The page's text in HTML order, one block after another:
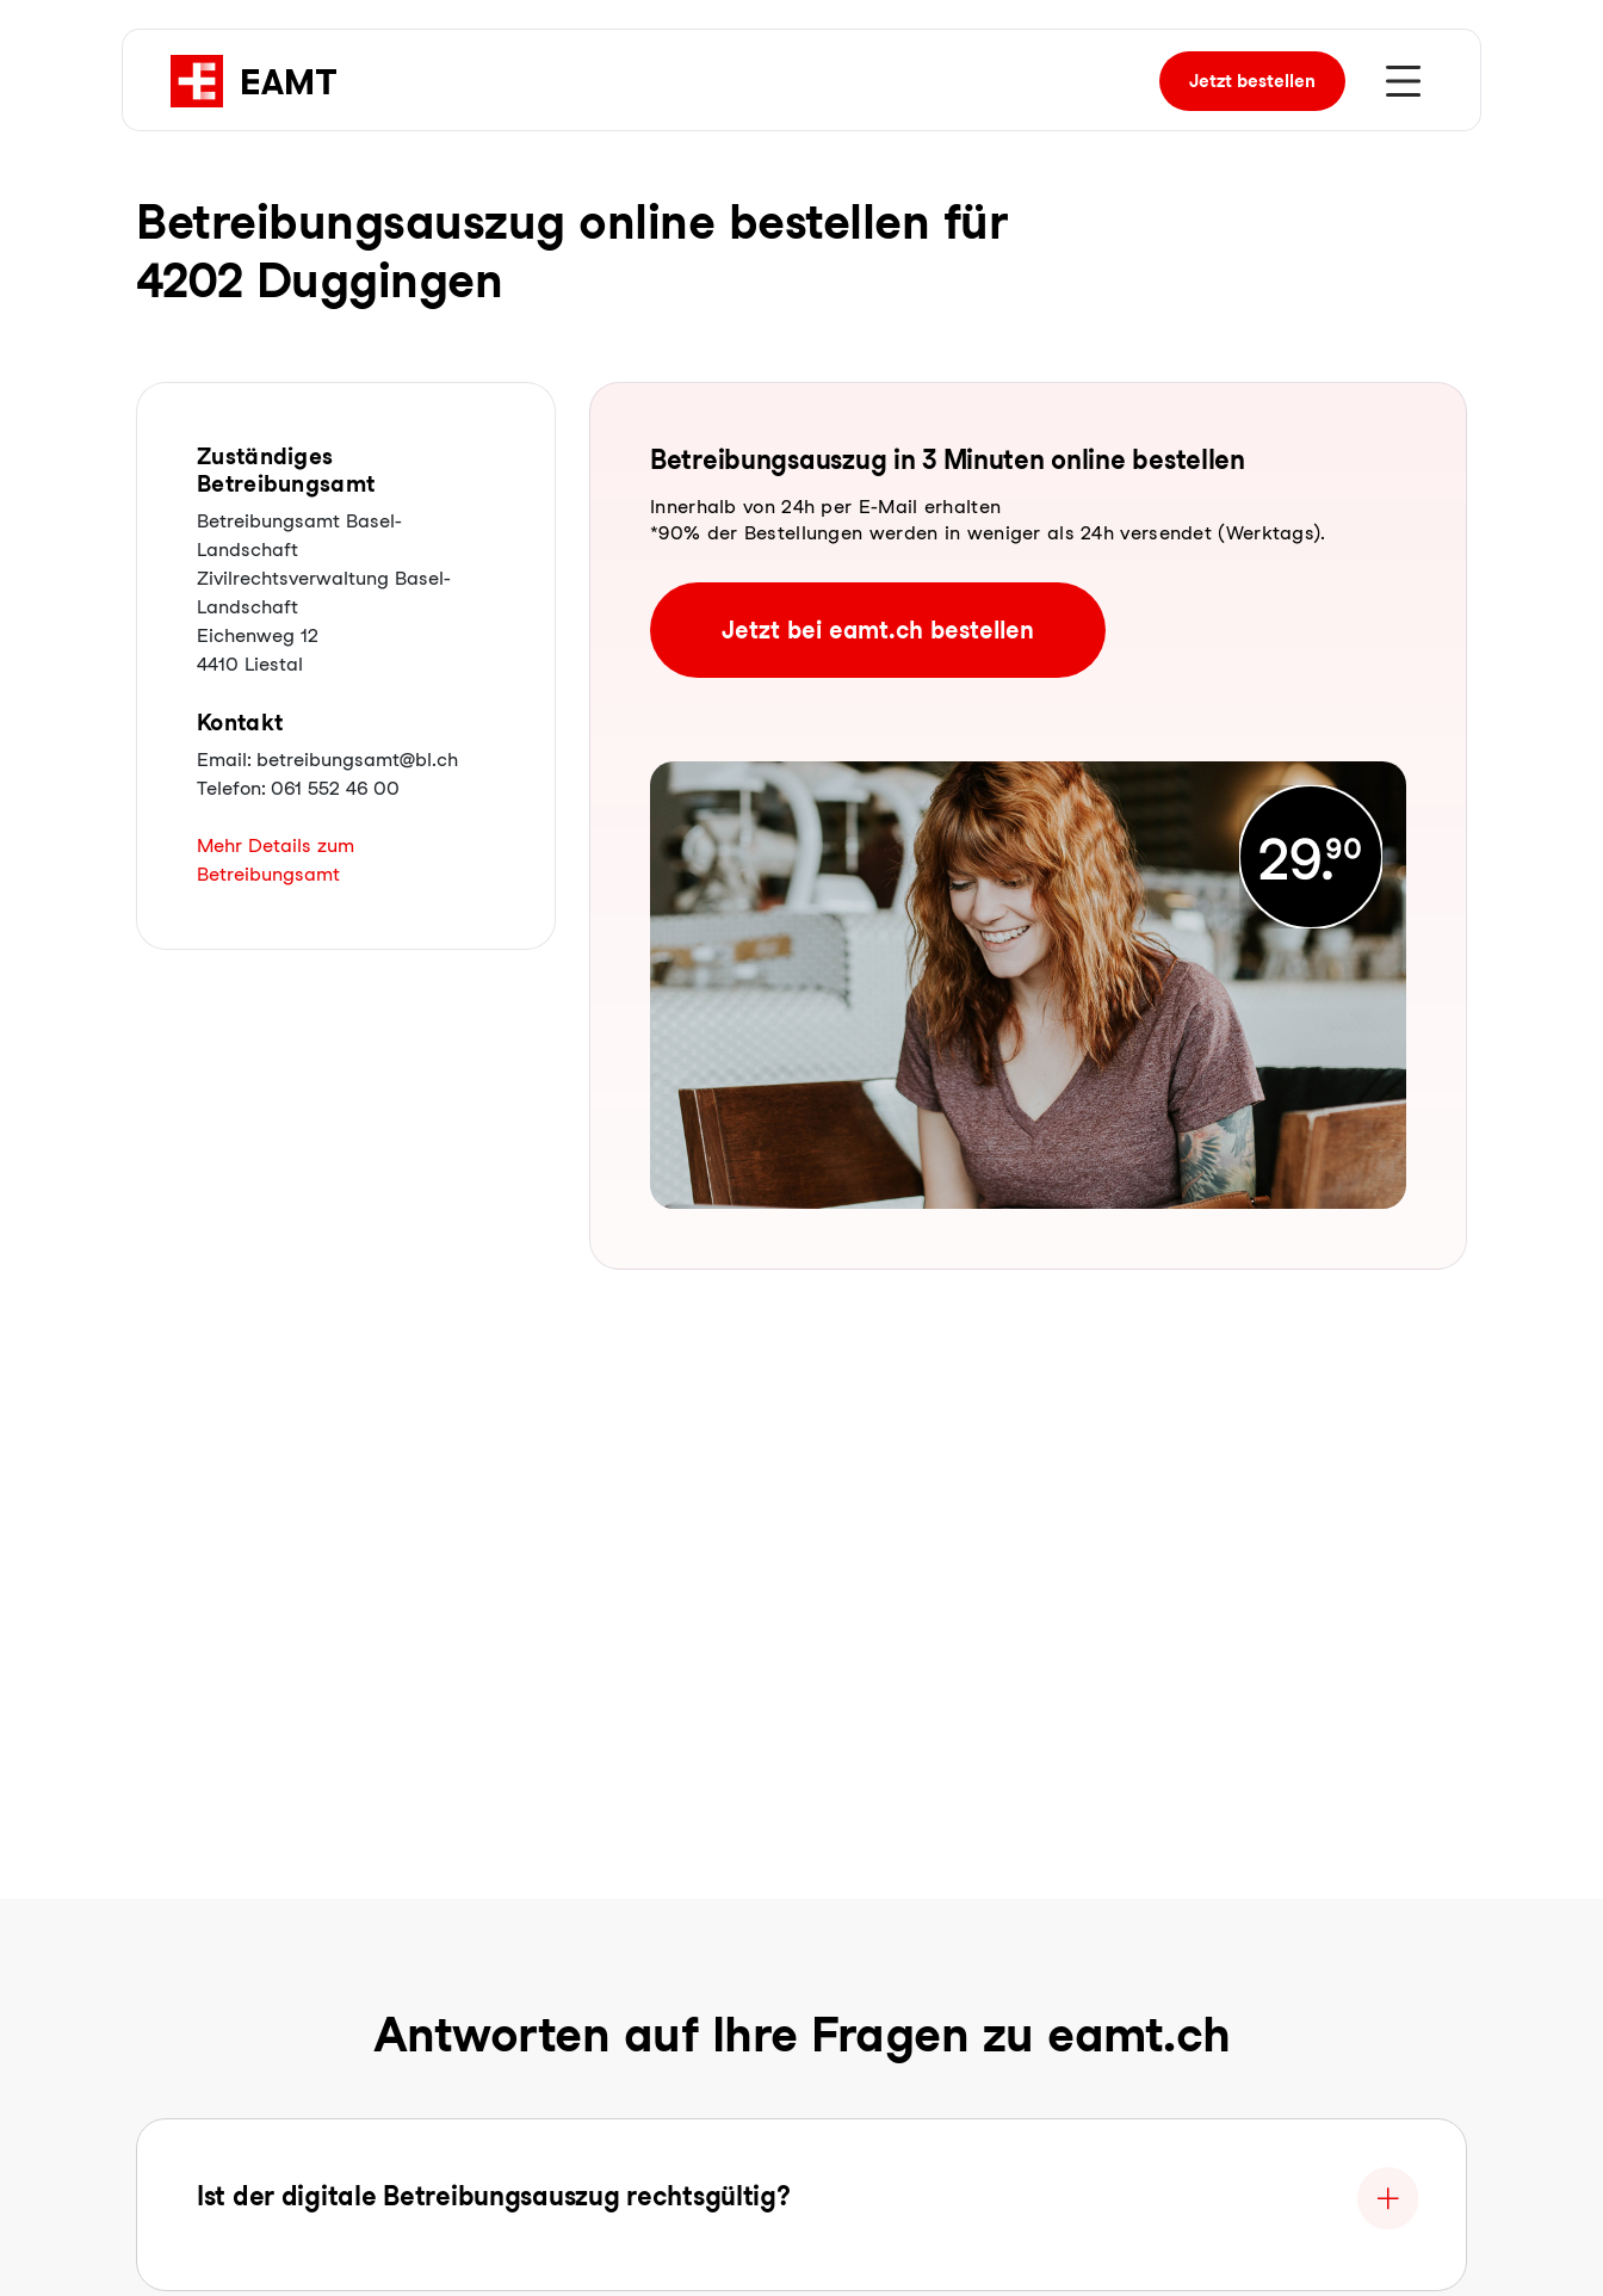
Jetzt bestellen
Be­trei­bungs­aus­zug online bestellen für
4202 Duggingen
Zuständiges
Betreibungsamt
Betreibungsamt Basel-
Landschaft
Zivilrechtsverwaltung Basel-
Landschaft
Eichenweg 12
4410 Liestal
Kontakt
Email: betreibungsamt@bl.ch
Telefon: 061 552 46 00
Mehr Details zum
Betreibungsamt
Be­trei­bungs­aus­zug in 3 Minuten online bestellen
Innerhalb von 24h per E-Mail erhalten
*90% der Bestellungen werden in weniger als 24h versendet (Werktags).
Jetzt bei eamt.ch bestellen
Antworten auf Ihre Fragen zu eamt.ch
Ist der digitale Betreibungsauszug rechtsgültig?